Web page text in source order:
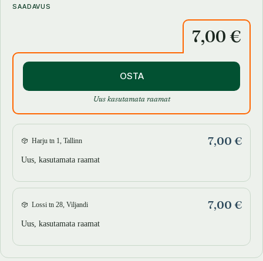
SAADAVUS
7,00 €
OSTA
Uus kasutamata raamat
Harju tn 1, Tallinn 7,00 €
Uus, kasutamata raamat
Lossi tn 28, Viljandi 7,00 €
Uus, kasutamata raamat